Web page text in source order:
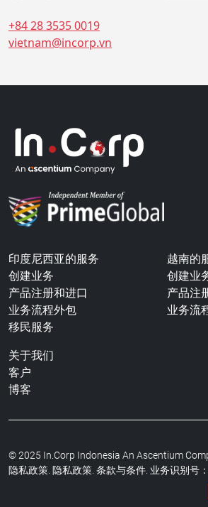
+84 28 3535 0019
vietnam@incorp.vn
印度尼西亚的服务
创建业务
产品注册和进口
业务流程外包
移民服务
越南的
创建业
产品注
业务流
关于我们
客户
博客
© 2025 In.Corp Indonesia An Ascentium
隐私政策. 隐私政策. 条款与条件. 业务识别号